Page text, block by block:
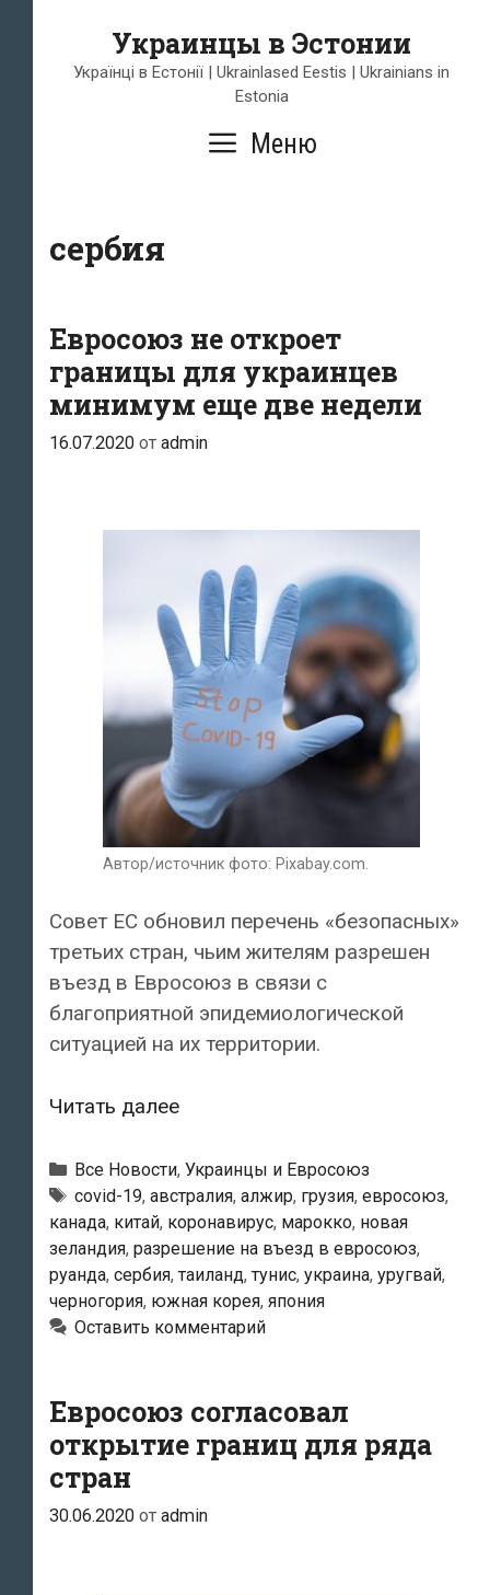
содержимому
Украинцы в Эстонии
Українці в Естонії | Ukrainlased Eestis | Ukrainians in
Estonia
Меню
сербия
Евросоюз не откроет
границы для украинцев
минимум еще две недели
16.07.2020 от admin
Автор/источник фото: Pixabay.com.
Совет ЕС обновил перечень «безопасных»
третьих стран, чьим жителям разрешен
въезд в Евросоюз в связи с
благоприятной эпидемиологической
ситуацией на их территории.
Читать далееЕвросоюз
откроет
границы
для
украинцев
минимум
еще
Рубрики
Все Новости, Украинцы и Евросоюз
Метки
covid-19, австралия, алжир, грузия, евросоюз,
канада, китай, коронавирус, марокко, новая
зеландия, разрешение на въезд в евросоюз,
руанда, сербия,таиланд,тунис, украина, уругвай,
черногория, южная корея, япония
Оставить комментарий
Евросоюз согласовал
открытие границ для ряда
стран
30.06.2020 от admin